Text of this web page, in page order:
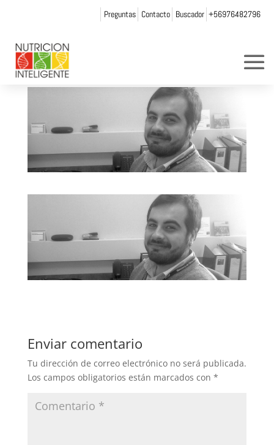
Preguntas Contacto Buscador +56976482796
manuel
porWeb Admin NI
Enviar comentario
Tu dirección de correo electrónico no será publicada.
Los campos obligatorios están marcados con *